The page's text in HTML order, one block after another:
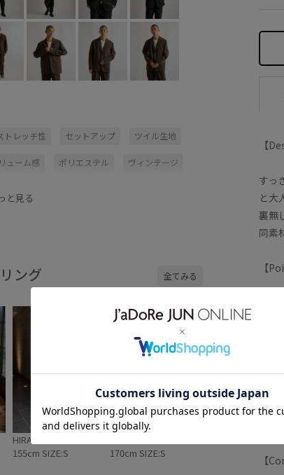
トレッチ性 セットアップ ツイル生地
ューム感 ポリエステル ヴィンテージ
と見る
ング 全てみる
HIRAMATSU
155cm SIZE:S
170cm SIZE:S
【
すっ
と大
裏無
同素
【
計
高密
レッ
ヴ
【